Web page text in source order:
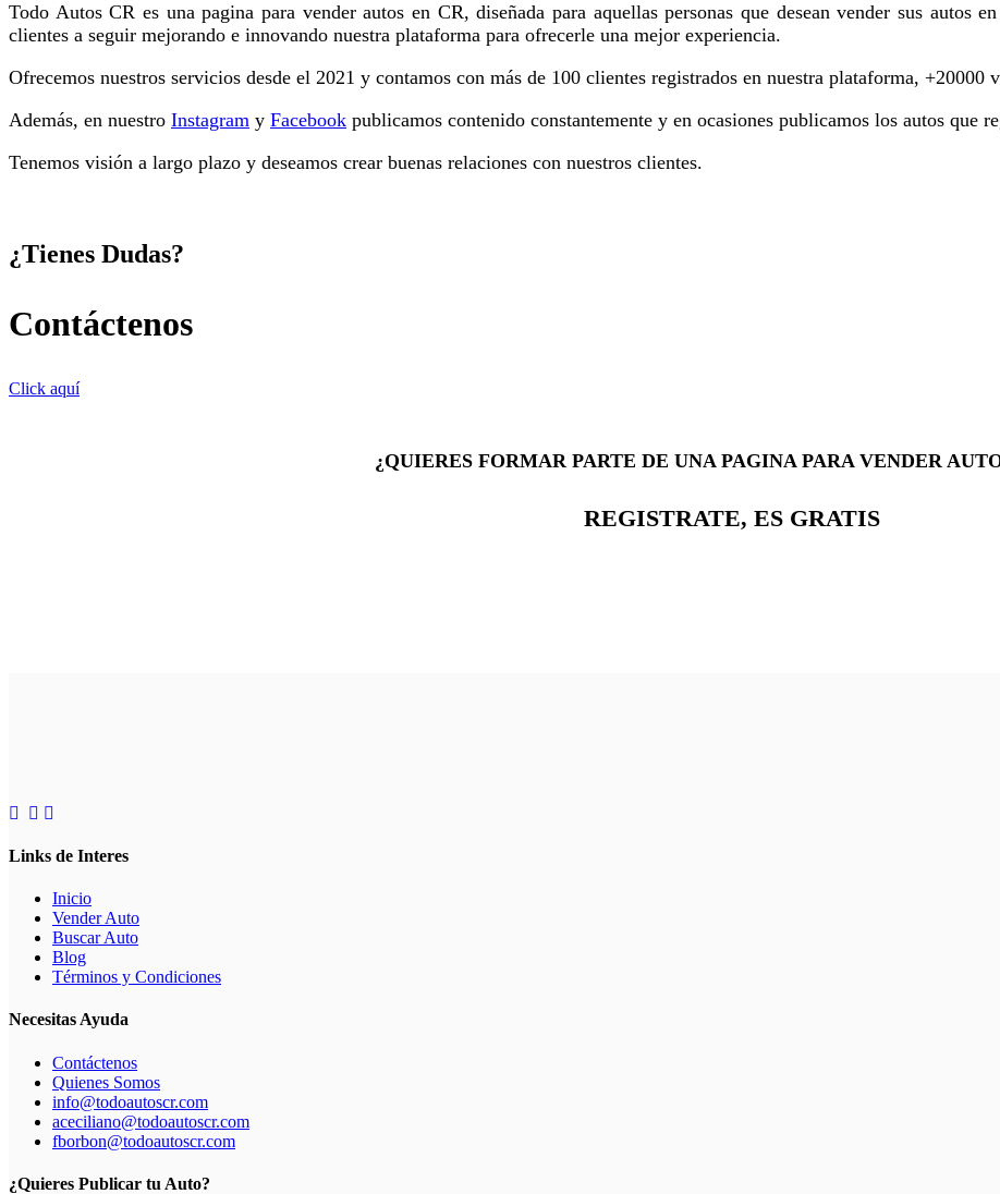
Todo Autos CR es una pagina para vender autos en CR, diseñada para aquellas personas que desean vender sus autos
clientes a seguir mejorando e innovando nuestra plataforma para ofrecerle una mejor experiencia.
Ofrecemos nuestros servicios desde el 2021 y contamos con más de 100 clientes registrados en nuestra plataforma, +20000
Además, en nuestro Instagram y Facebook publicamos contenido constantemente y en ocasiones publicamos los autos que
Tenemos visión a largo plazo y deseamos crear buenas relaciones con nuestros clientes.
¿Tienes Dudas?
Contáctenos
Click aquí
¿QUIERES FORMAR PARTE DE UNA PAGINA PARA VENDER
REGISTRATE, ES GRATIS
Links de Interes
Inicio
Vender Auto
Buscar Auto
Blog
Términos y Condiciones
Necesitas Ayuda
Contáctenos
Quienes Somos
info@todoautoscr.com
aceciliano@todoautoscr.com
fborbon@todoautoscr.com
¿Quieres Publicar tu Auto?